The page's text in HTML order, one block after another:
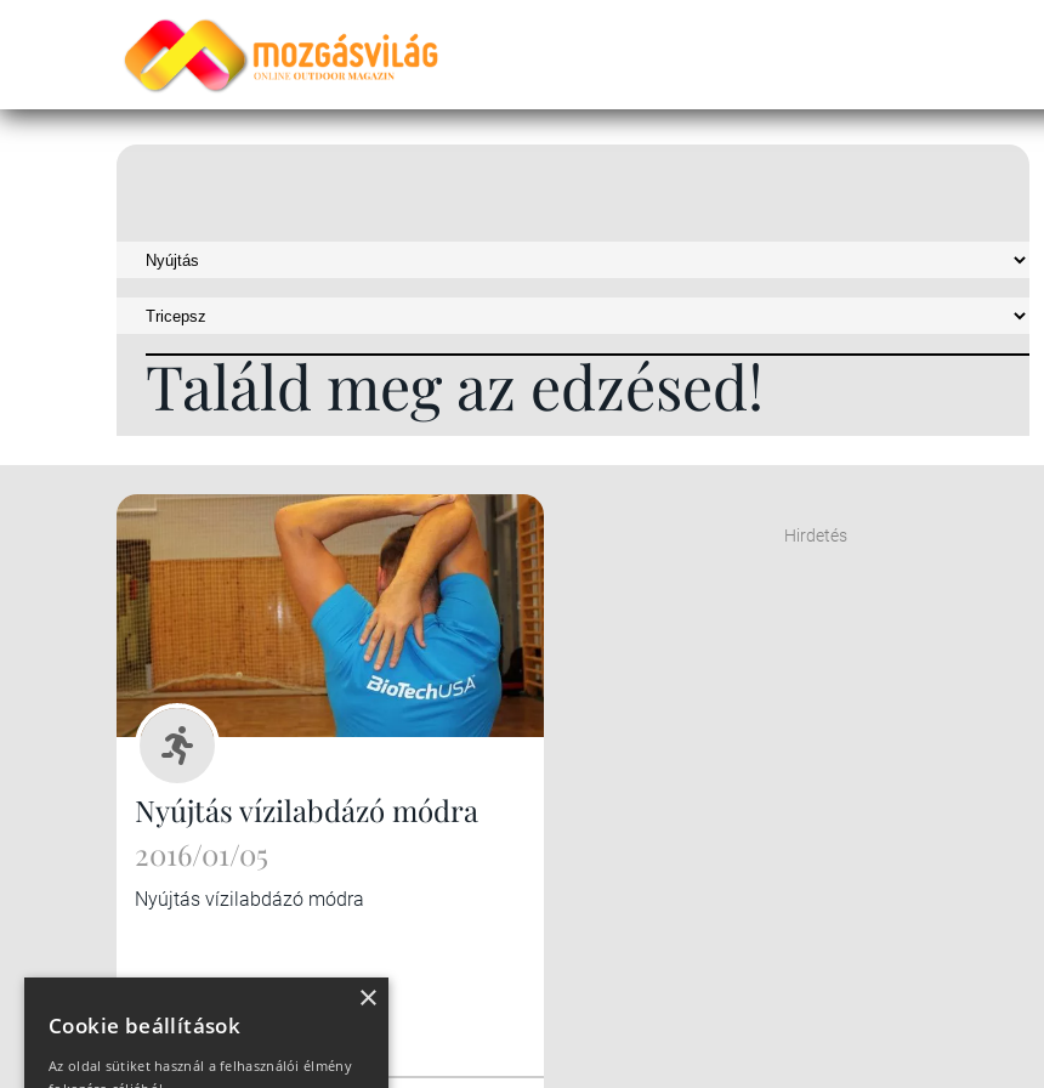
Találd meg az edzésed!
Nyújtás vízilabdázó módra
2016/01/05
Nyújtás vízilabdázó módra
Hirdetés
×
Cookie beállítások
Az oldal sütiket használ a felhasználói élmény